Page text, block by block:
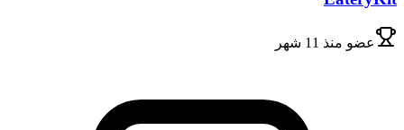
عضو منذ 11 شهر